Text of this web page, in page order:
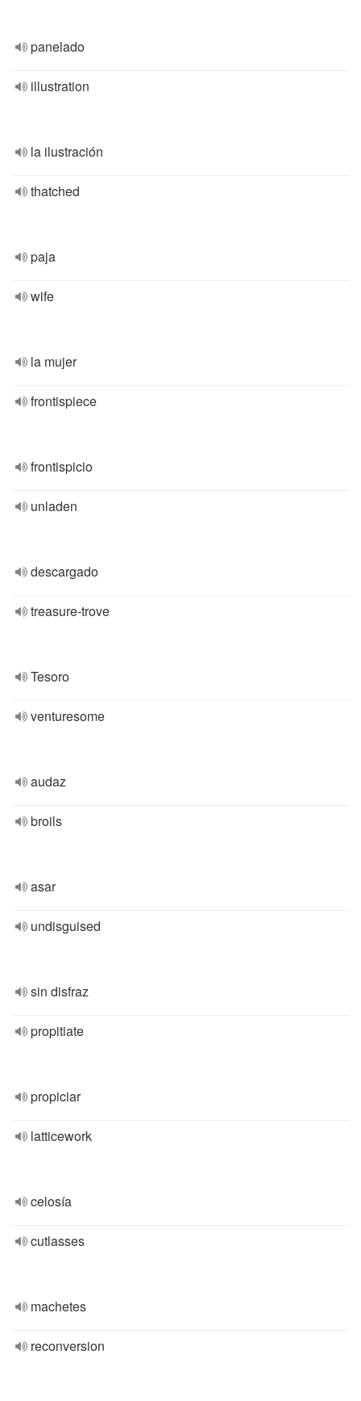
panelado
illustration
la ilustración
thatched
paja
wife
la mujer
frontispiece
frontispicio
unladen
descargado
treasure-trove
Tesoro
venturesome
audaz
broils
asar
undisguised
sin disfraz
propitiate
propiciar
latticework
celosía
cutlasses
machetes
reconversion